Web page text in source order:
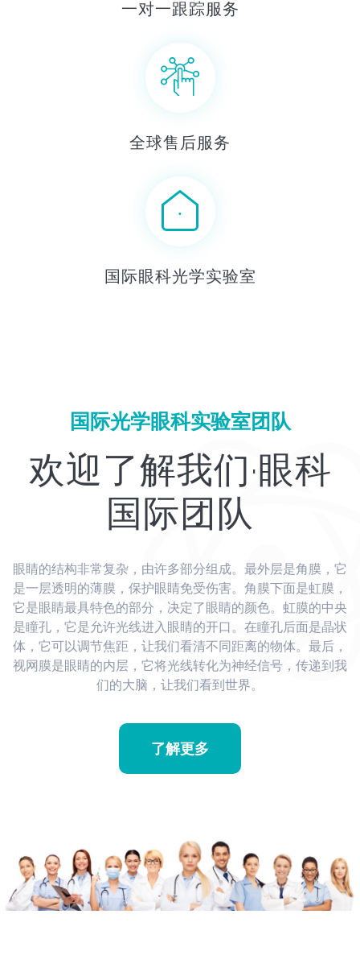
一对一跟踪服务
全球售后服务
国际眼科光学实验室
国际光学眼科实验室团队
欢迎了解我们·眼科
国际团队
眼睛的结构非常复杂，由许多部分组成。最外层是角膜，它
是一层透明的薄膜，保护眼睛免受伤害。角膜下面是虹膜，
它是眼睛最具特色的部分，决定了眼睛的颜色。虹膜的中央
是瞳孔，它是允许光线进入眼睛的开口。在瞳孔后面是晶状
体，它可以调节焦距，让我们看清不同距离的物体。最后，
视网膜是眼睛的内层，它将光线转化为神经信号，传递到我
们的大脑，让我们看到世界。
了解更多